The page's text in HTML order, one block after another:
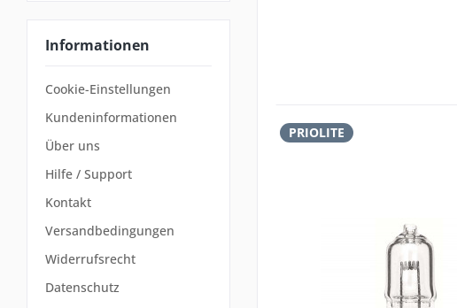
Informationen
Cookie-Einstellungen
Kundeninformationen
Über uns
Hilfe / Support
Kontakt
Versandbedingungen
Widerrufsrecht
Datenschutz
PRIOLITE